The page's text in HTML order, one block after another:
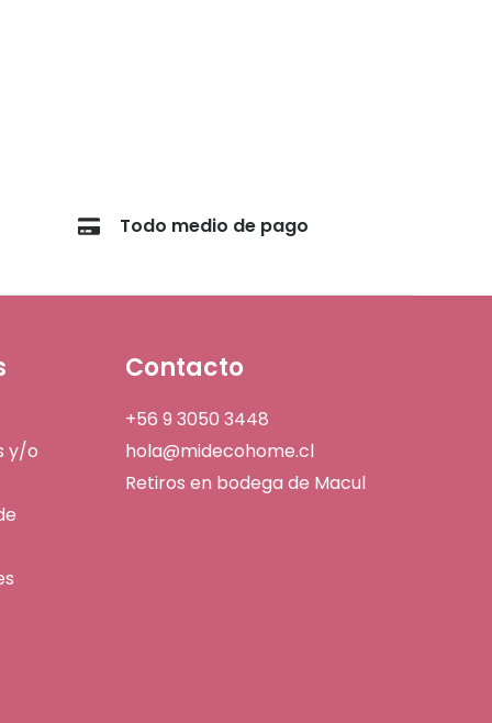
Todo medio de pago
y/o
Contacto
+56 9 3050 3448
hola@midecohome.cl
Retiros en bodega de Macul